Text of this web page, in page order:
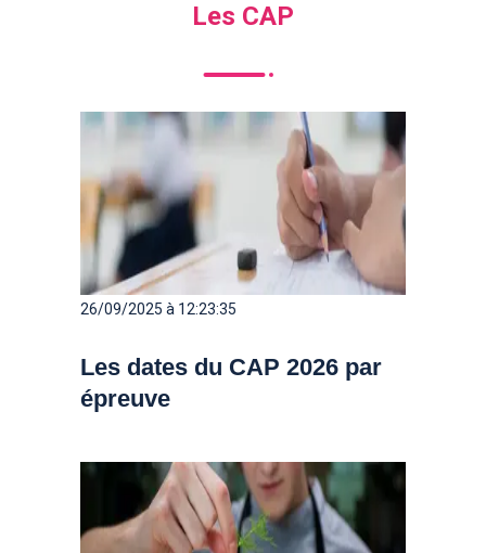
Les CAP
26/09/2025 à 12:23:35
Les dates du CAP 2026 par
épreuve